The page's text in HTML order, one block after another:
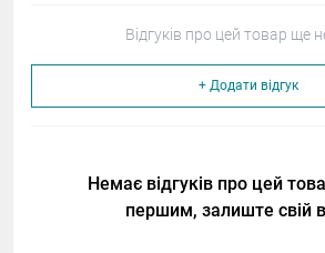
Відгуків про цей товар ще
+ Додати відгук
Немає відгуків про цей
першим, залиште свій